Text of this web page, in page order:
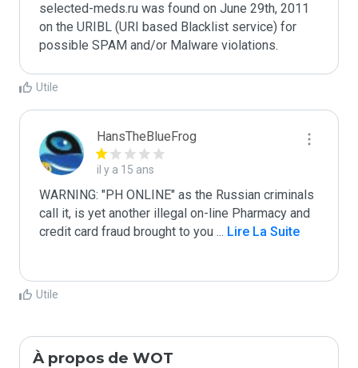
selected-meds.ru was found on June 29th, 2011
on the URIBL (URI based Blacklist service) for
Utile
HansTheBlueFrog
il y a 15 ans
WARNING: "PH ONLINE" as the Russian criminals
call it, is yet another illegal on-line Pharmacy and
credit card fraud brought to you ... Lire La Suite
Utile
À propos de WOT